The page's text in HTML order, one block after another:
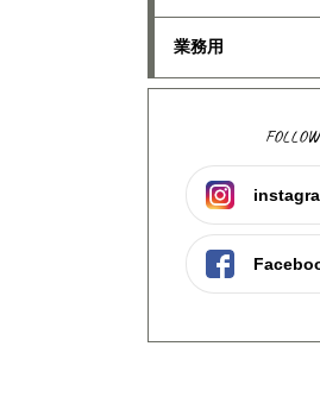
業務用